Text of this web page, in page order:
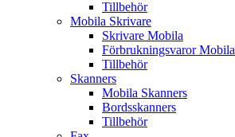
Tillbehör
Mobila Skrivare
Skrivare Mobila
Förbrukningsvaror Mobila
Tillbehör
Skanners
Mobila Skanners
Bordsskanners
Tillbehör